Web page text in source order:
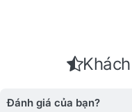
Đánh giá của bạn?